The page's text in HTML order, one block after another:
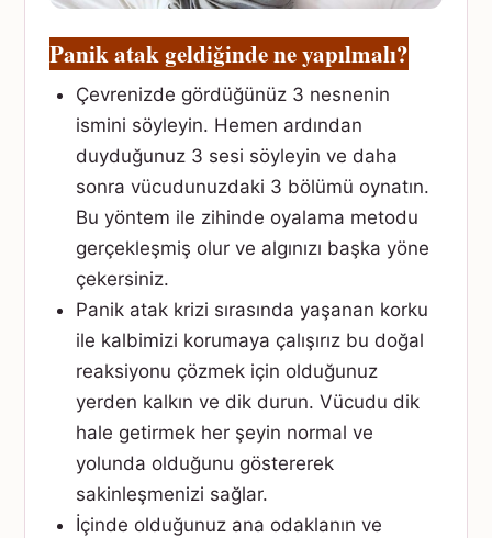
Panik atak geldiğinde ne yapılmalı?
Çevrenizde gördüğünüz 3 nesnenin
ismini söyleyin. Hemen ardından
duyduğunuz 3 sesi söyleyin ve daha
sonra vücudunuzdaki 3 bölümü oynatın.
Bu yöntem ile zihinde oyalama metodu
gerçekleşmiş olur ve algınızı başka yöne
çekersiniz.
Panik atak krizi sırasında yaşanan korku
ile kalbimizi korumaya çalışırız bu doğal
reaksiyonu çözmek için olduğunuz
yerden kalkın ve dik durun. Vücudu dik
hale getirmek her şeyin normal ve
yolunda olduğunu göstererek
sakinleşmenizi sağlar.
İçinde olduğunuz ana odaklanın ve